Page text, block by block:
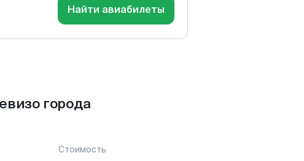
Найти авиабилеты
города
Стоимость